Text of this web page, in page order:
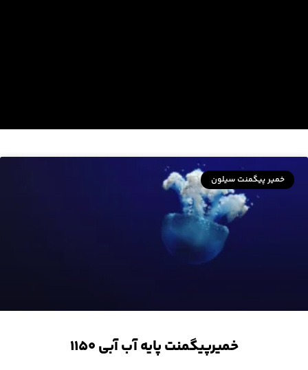
خمیر پیگمنت سیلون
خمیرپیگمنت پایه آب آبی ۱۱۵۰